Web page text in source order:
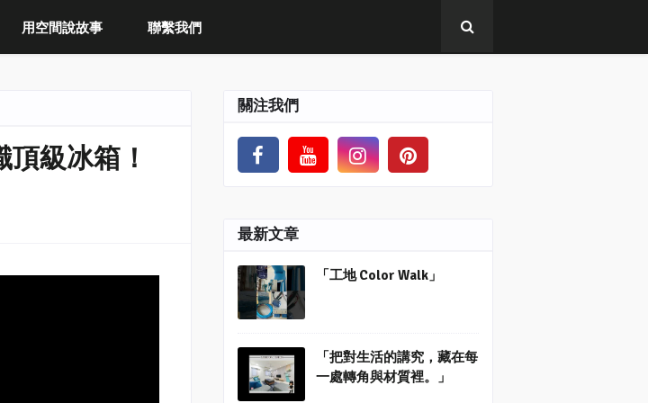
用空間說故事 聯繫我們
級冰箱！
關注我們
最新文章
「工地 Color Walk」
「把對生活的講究，藏在每
一處轉角與材質裡。」